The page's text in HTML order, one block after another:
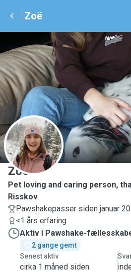
Zoë
Z
Zoë
Pet loving and caring person,
Risskov
Pawshakepasser siden januar
<1 års erfaring
Aktiv i Pawshake-
2 gange gemt
Senest aktiv
cirka 1 måned siden